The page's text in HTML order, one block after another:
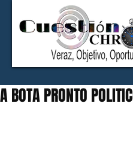
A BOTA PRONTO